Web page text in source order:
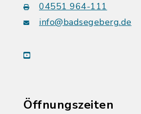
04551 964-111
info@badsegeberg.de
youtube
Öffnungszeiten